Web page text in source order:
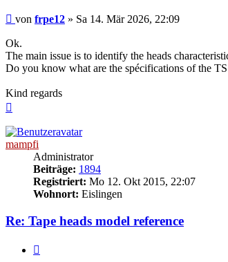
Beitrag
von frpe12 » Sa 14. Mär 2026, 22:09
Ok.
The main issue is to identify the heads
Do you know what are the spécifications of the
Kind regards
mampfi
Administrator
Beiträge: 1894
Registriert: Mo 12. Okt 2015, 22:07
Wohnort: Eislingen
Re: Tape heads model reference